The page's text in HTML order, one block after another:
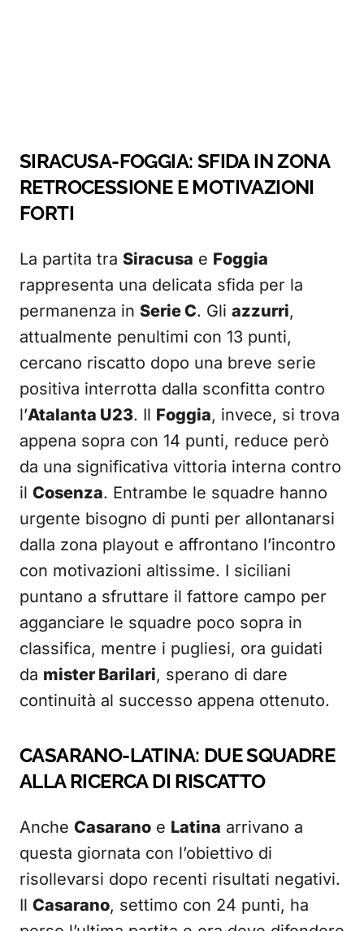
SIRACUSA-FOGGIA: SFIDA IN ZONA
RETROCESSIONE E MOTIVAZIONI
FORTI
La partita tra Siracusa e Foggia
rappresenta una delicata sfida per la
permanenza in Serie C. Gli azzurri,
attualmente penultimi con 13 punti,
cercano riscatto dopo una breve serie
positiva interrotta dalla sconfitta contro
l’Atalanta U23. Il Foggia, invece, si trova
appena sopra con 14 punti, reduce però
da una significativa vittoria interna contro
il Cosenza. Entrambe le squadre hanno
urgente bisogno di punti per allontanarsi
dalla zona playout e affrontano l’incontro
con motivazioni altissime. I siciliani
puntano a sfruttare il fattore campo per
agganciare le squadre poco sopra in
classifica, mentre i pugliesi, ora guidati
da mister Barilari, sperano di dare
continuità al successo appena ottenuto.
CASARANO-LATINA: DUE SQUADRE
ALLA RICERCA DI RISCATTO
Anche Casarano e Latina arrivano a
questa giornata con l’obiettivo di
risollevarsi dopo recenti risultati negativi.
Il Casarano, settimo con 24 punti, ha